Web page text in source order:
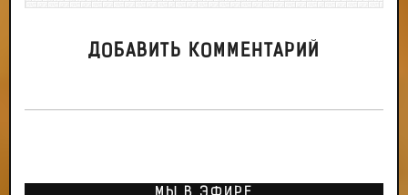
ДОБАВИТЬ КОММЕНТАРИЙ